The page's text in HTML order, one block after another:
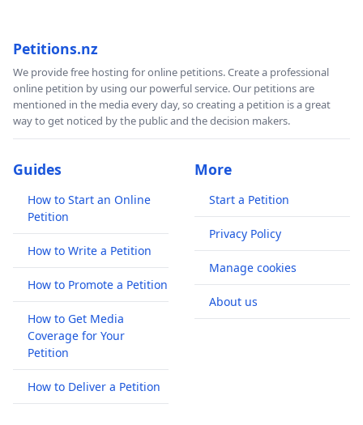
Petitions.nz
We provide free hosting for online petitions. Create a professional
online petition by using our powerful service. Our petitions are
mentioned in the media every day, so creating a petition is a great
way to get noticed by the public and the decision makers.
Guides
How to Start an Online
Petition
How to Write a Petition
How to Promote a Petition
How to Get Media
Coverage for Your
Petition
How to Deliver a Petition
More
Start a Petition
Privacy Policy
Manage cookies
About us